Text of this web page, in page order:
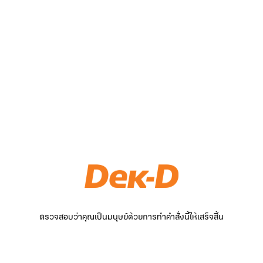
ตรวจสอบว่าคุณเป็นมนุษย์ด้วยการทำคำสั่งนี้ให้เสร็จสิ้น